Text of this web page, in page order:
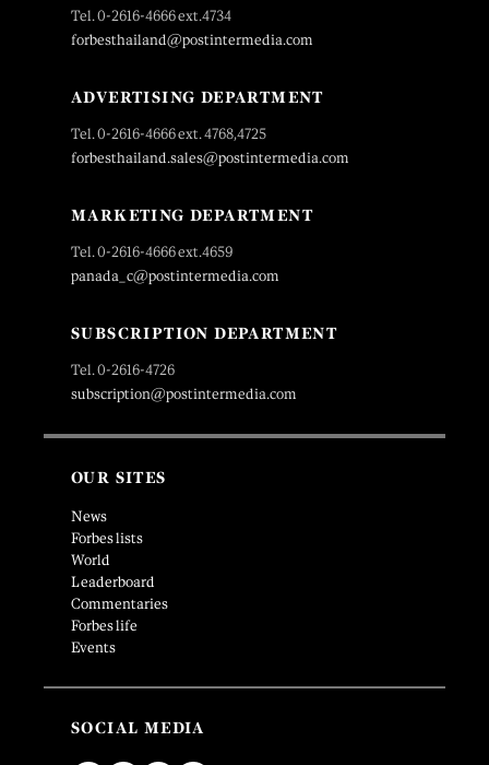
Tel. 0-2616-4666 ext.4734
forbesthailand@postintermedia.com
ADVERTISING DEPARTMENT
Tel. 0-2616-4666 ext. 4768,4725
forbesthailand.sales@postintermedia.com
MARKETING DEPARTMENT
Tel. 0-2616-4666 ext.4659
panada_c@postintermedia.com
SUBSCRIPTION DEPARTMENT
Tel. 0-2616-4726
subscription@postintermedia.com
OUR SITES
News
Forbes lists
World
Leaderboard
Commentaries
Forbes life
Events
SOCIAL MEDIA